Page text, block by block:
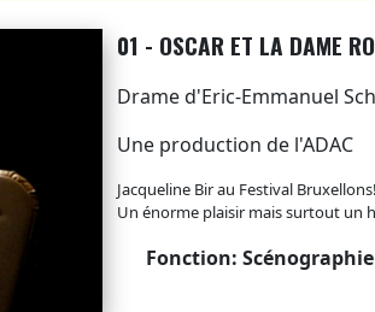
01 - OSCAR ET LA DAME
Drame d'Eric-Emmanuel
Une production de l'ADAC
Jacqueline Bir au Festival Bruxellons!
Un énorme plaisir mais surtout un
Fonction: Scénographie